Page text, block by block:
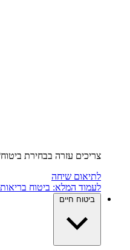
צריכים עזרה בבחירת
לתיאום שיחה
לעמוד המלא: ביטוח
ביטוח חיים